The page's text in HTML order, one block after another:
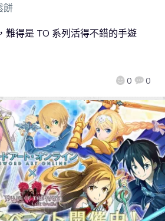
餅
0 0
難得是 TO 系列活得不錯的手遊